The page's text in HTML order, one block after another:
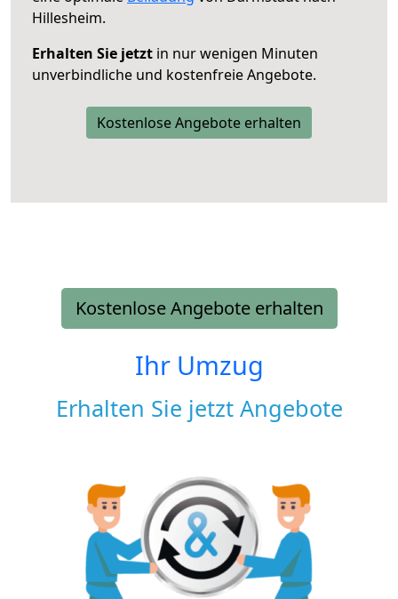
Hillesheim.
Erhalten Sie jetzt in nur wenigen Minuten
unverbindliche und kostenfreie Angebote.
Kostenlose Angebote erhalten
Kostenlose Angebote erhalten
Ihr Umzug
Erhalten Sie jetzt Angebote